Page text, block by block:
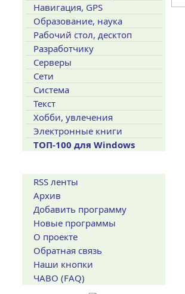
Навигация, GPS
Образование, наука
Рабочий стол, десктоп
Разработчику
Серверы
Сети
Система
Текст
Хобби, увлечения
Электронные книги
ТОП-100 для Windows
RSS ленты
Архив
Добавить программу
Новые программы
О проекте
Обратная связь
Наши кнопки
ЧАВО (FAQ)